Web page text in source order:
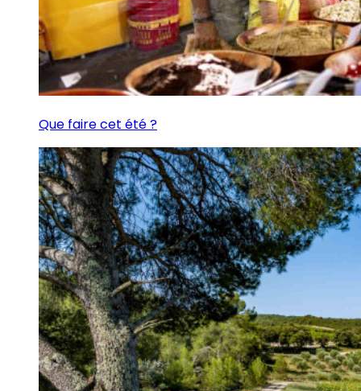
Que faire cet été ?